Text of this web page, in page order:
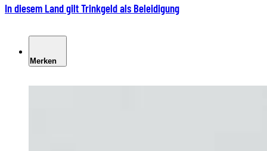
In diesem Land gilt Trinkgeld als Beleidigung
Merken